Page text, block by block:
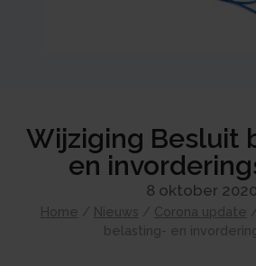
Wijziging Besluit
en
8 oktober 2020
Home / Nieuws / Corona update
belasting- en